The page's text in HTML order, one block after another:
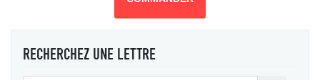
RECHERCHEZ UNE LETTRE